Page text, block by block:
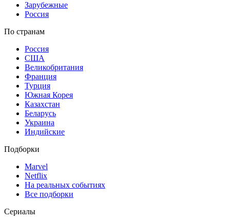
Зарубежные
Россия
По странам
Россия
США
Великобритания
Франция
Турция
Южная Корея
Казахстан
Беларусь
Украина
Индийские
Подборки
Marvel
Netflix
На реальных событиях
Все подборки
Сериалы